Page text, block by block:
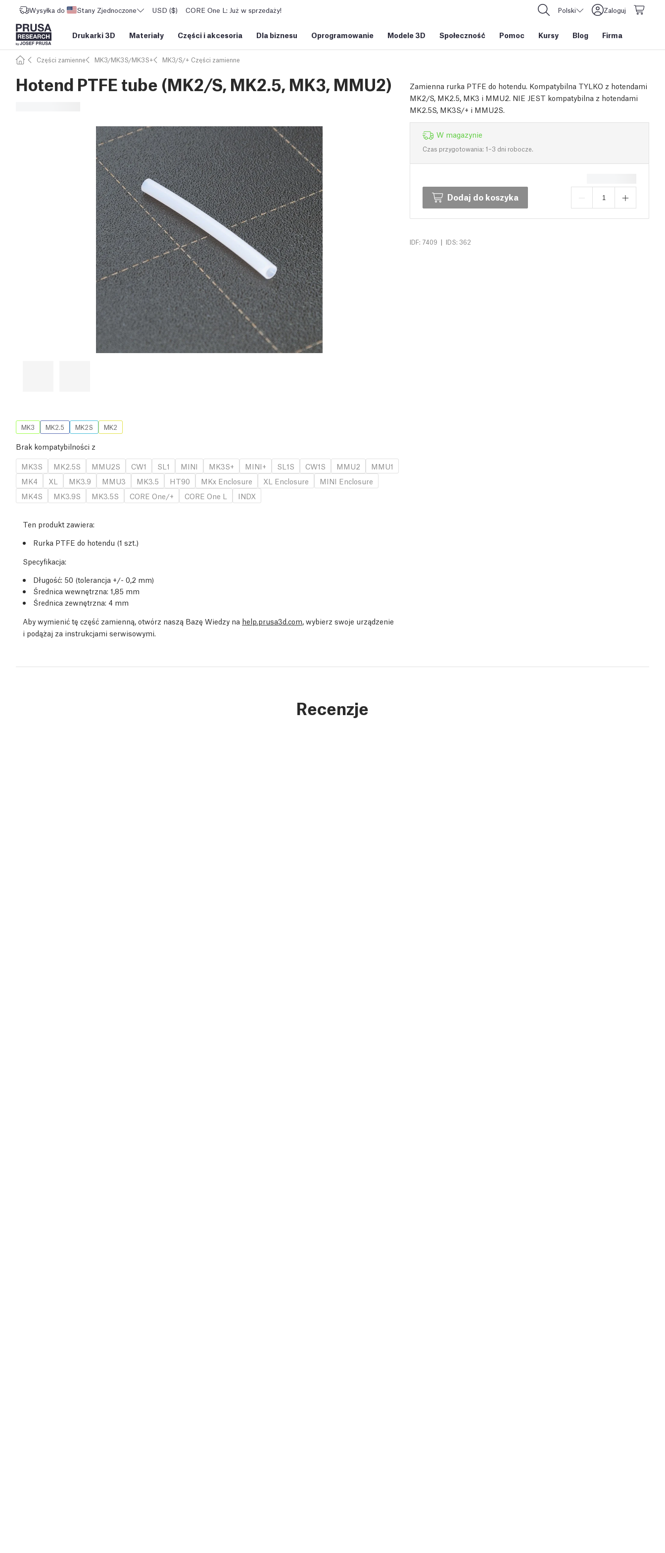
Wysyłka do Stany Zjednoczone USD ($) CORE One L: Już w sprzedaży! Polski Zaloguj
Drukarki 3D Materiały Części i akcesoria Dla biznesu Oprogramowanie Modele 3D Społeczność Pomoc Kursy Blog Firma
Części zamienne MK3/MK3S/MK3S+ MK3/S/+ Części zamienne
Hotend PTFE tube (MK2/S, MK2.5, MK3, MMU2)
Zamienna rurka PTFE do hotendu. Kompatybilna TYLKO z hotendami
MK2/S, MK2.5, MK3 i MMU2. NIE JEST kompatybilna z hotendami
MK2.5S, MK3S/+ i MMU2S.
W magazynie
Czas przygotowania: 1–3 dni robocze.
Dodaj do koszyka
IDF: 7409 | IDS: 362
MK3 MK2.5 MK2S MK2
Brak kompatybilności z
MK3S
MK2.5S MMU2S CW1 SL1 MINI MK3S+ MINI+ SL1S CW1S MMU2
MMU1
MK4
XL MK3.9 MMU3 MK3.5 HT90 MKx Enclosure XL Enclosure
MINI Enclosure
MK4S
MK3.9S MK3.5S CORE One/+ CORE One L INDX
Ten produkt zawiera:
Rurka PTFE do hotendu (1 szt.)
Specyfikacja:
Długość: 50 (tolerancja +/- 0,2 mm)
Średnica wewnętrzna: 1,85 mm
Średnica zewnętrzna: 4 mm
Aby wymienić tę część zamienną, otwórz naszą Bazę Wiedzy na help.prusa3d.com, wybierz swoje urządzenie
i podążaj za instrukcjami serwisowymi.
Recenzje